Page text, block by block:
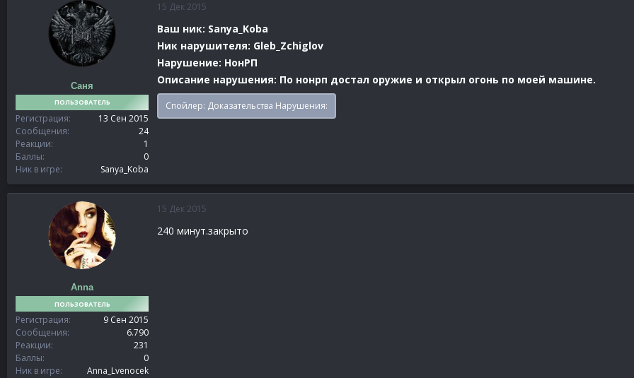
а
л
а
Саня
ПОЛЬЗОВАТЕЛЬ
Регистрация
13 Сен 2015
Сообщения
24
Реакции
1
Баллы
0
Ник в игре
Sanya_Koba
15 Дек 2015
Ваш ник: Sanya_Koba
Ник нарушителя: Gleb_Zchiglov
Нарушение: НонРП
Описание нарушения: По нонрп достал оружие и открыл огонь по моей машине.
Спойлер: Доказательства Нарушения:
Anna
ПОЛЬЗОВАТЕЛЬ
Регистрация
9 Сен 2015
Сообщения
6.790
Реакции
231
Баллы
0
Ник в игре
Anna_Lvenocek
15 Дек 2015
240 минут.закрыто